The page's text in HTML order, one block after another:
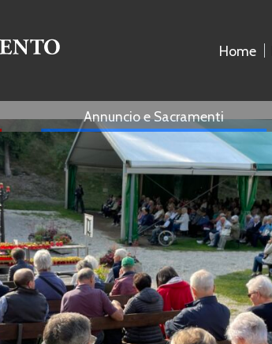
Home
Annuncio e Sacramenti